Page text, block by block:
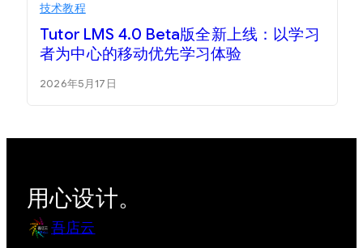
技术教程
Tutor LMS 4.0 Beta版全新上线：以学习
者为中心的移动优先学习体验
2026年5月17日
用心设计。
吾店云